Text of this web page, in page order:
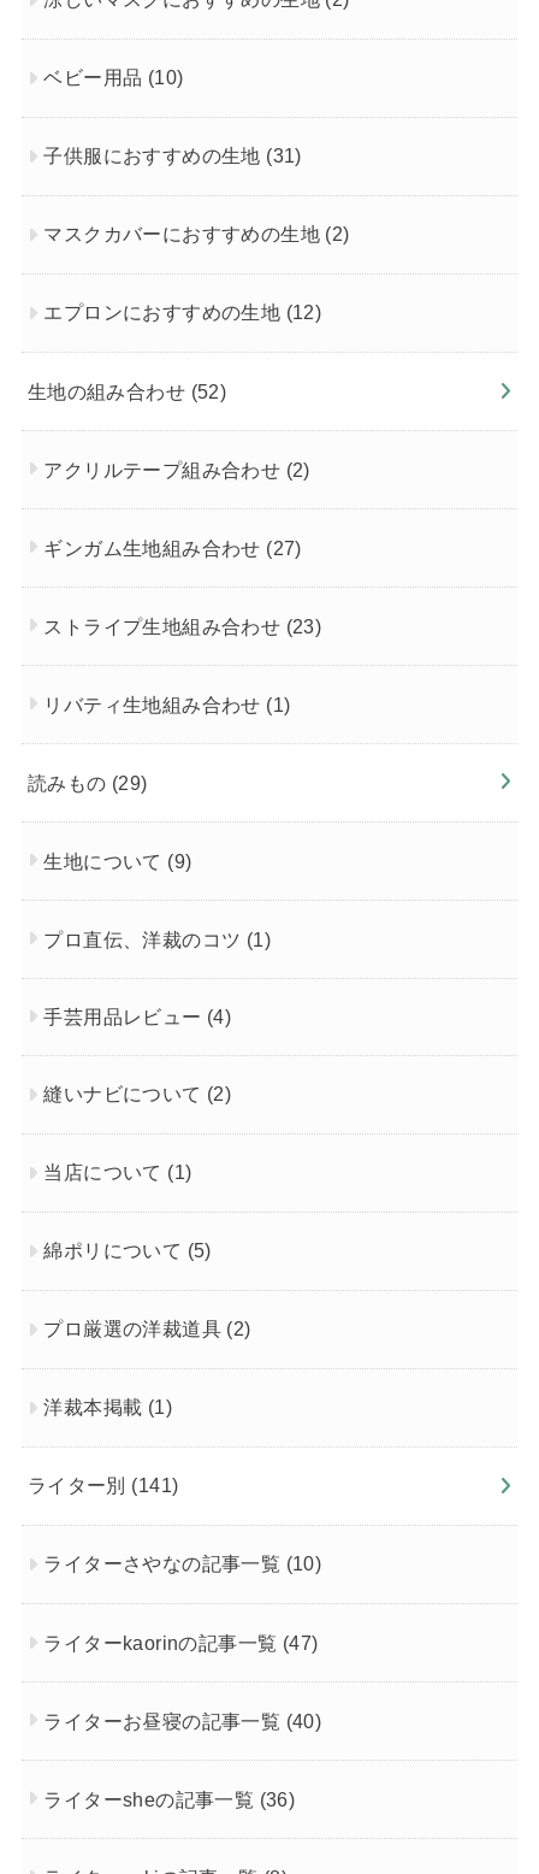
ベビー用品 (10)
子供服におすすめの生地 (31)
マスクカバーにおすすめの生地 (2)
エプロンにおすすめの生地 (12)
生地の組み合わせ (52)
アクリルテープ組み合わせ (2)
ギンガム生地組み合わせ (27)
ストライプ生地組み合わせ (23)
リバティ生地組み合わせ (1)
読みもの (29)
生地について (9)
プロ直伝、洋裁のコツ (1)
手芸用品レビュー (4)
縫いナビについて (2)
当店について (1)
綿ポリについて (5)
プロ厳選の洋裁道具 (2)
洋裁本掲載 (1)
ライター別 (141)
ライターさやなの記事一覧 (10)
ライターkaorinの記事一覧 (47)
ライターお昼寝の記事一覧 (40)
ライターsheの記事一覧 (36)